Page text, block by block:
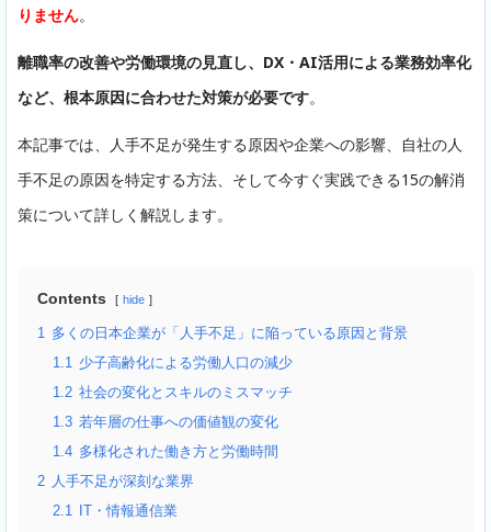
りません。
離職率の改善や労働環境の見直し、DX・AI活用による業務効率化
など、根本原因に合わせた対策が必要です。
本記事では、人手不足が発生する原因や企業への影響、自社の人
手不足の原因を特定する方法、そして今すぐ実践できる15の解消
策について詳しく解説します。
Contents hide
1 多くの日本企業が「人手不足」に陥っている原因と背景
1.1 少子高齢化による労働人口の減少
1.2 社会の変化とスキルのミスマッチ
1.3 若年層の仕事への価値観の変化
1.4 多様化された働き方と労働時間
2 人手不足が深刻な業界
2.1
IT・情報通信業